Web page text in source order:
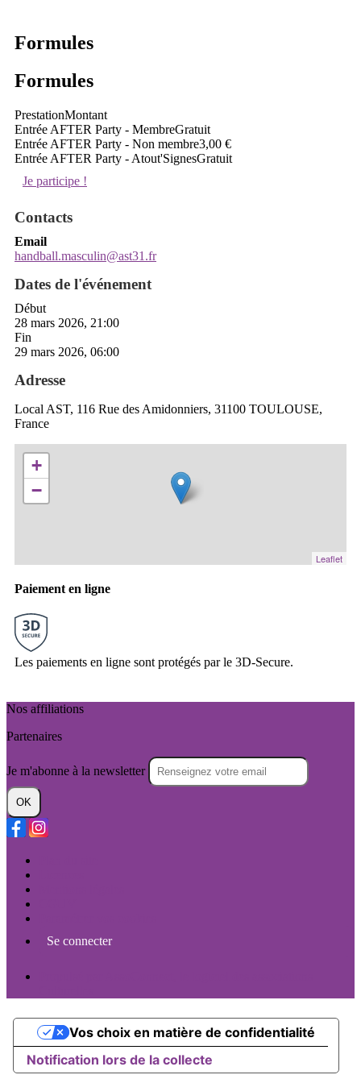
Formules
Formules
PrestationMontant
Entrée AFTER Party - MembreGratuit
Entrée AFTER Party - Non membre3,00 €
Entrée AFTER Party - Atout'SignesGratuit
Je participe !
Contacts
Email
handball.masculin@ast31.fr
Dates de l'événement
Début
28 mars 2026, 21:00
Fin
29 mars 2026, 06:00
Adresse
Local AST, 116 Rue des Amidonniers, 31100 TOULOUSE,
France
+
−
Leaflet
Paiement en ligne
Les paiements en ligne sont protégés par le 3D-Secure.
Nos affiliations
Partenaires
Je m'abonne à la newsletter
OK
Se connecter
Notification lors de la collecte
Vos choix en matière de confidentialité